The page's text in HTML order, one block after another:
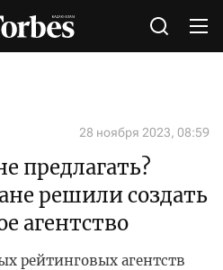
28 ноября 2023, 08:59
предлагать?
решили создать
агентство
рейтинговых агентств